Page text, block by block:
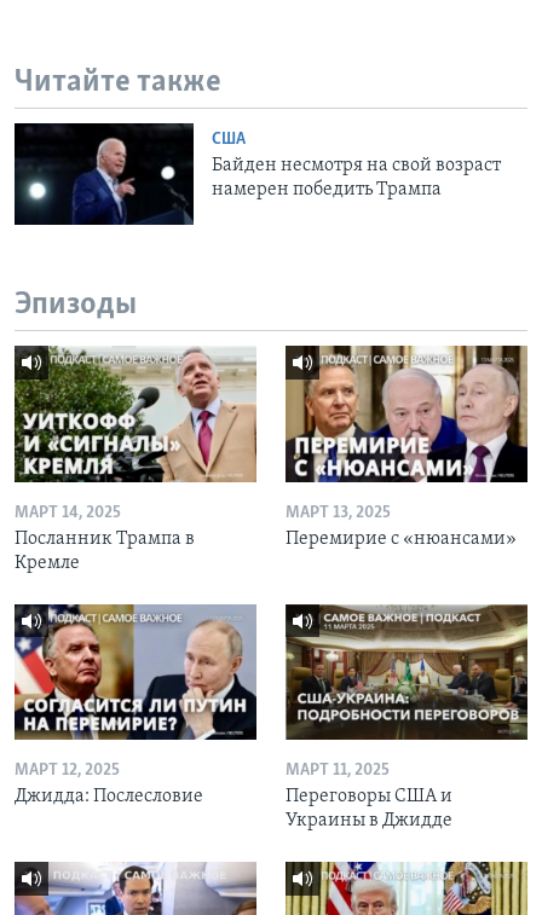
Читайте также
США
Байден несмотря на свой возраст
намерен победить Трампа
Эпизоды
МАРТ 14, 2025
Посланник Трампа в
Кремле
МАРТ 13, 2025
Перемирие с «нюансами»
МАРТ 12, 2025
Джидда: Послесловие
МАРТ 11, 2025
Переговоры США и
Украины в Джидде